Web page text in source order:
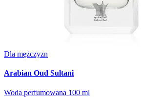
Dla mężczyzn
Arabian Oud Sultani
Woda perfumowana 100 ml